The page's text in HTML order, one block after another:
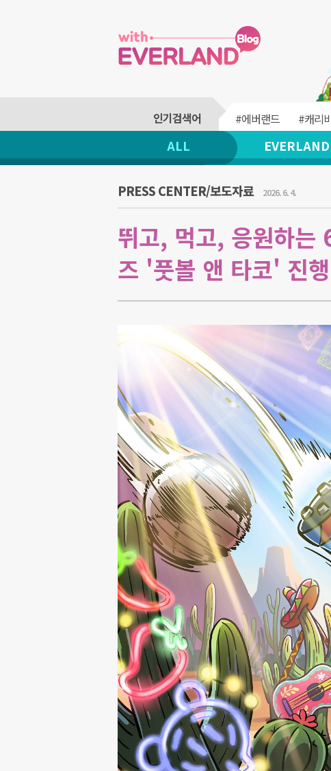
#에버랜드 #캐리
ALL
PRESS CENTER/보도자료 2026. 6. 4.
뛰고, 먹고, 응원하는
즈 '풋볼 앤 타코' 진행